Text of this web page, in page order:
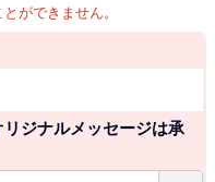
ができません。
ジナルメッセージは承